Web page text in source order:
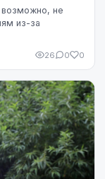
возможно, не
из-за
26 0 0